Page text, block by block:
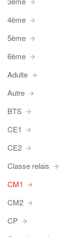
4ème
5ème
6ème
Adulte
Autre
BTS
CE1
CE2
Classe relais
CM1
CM2
CP